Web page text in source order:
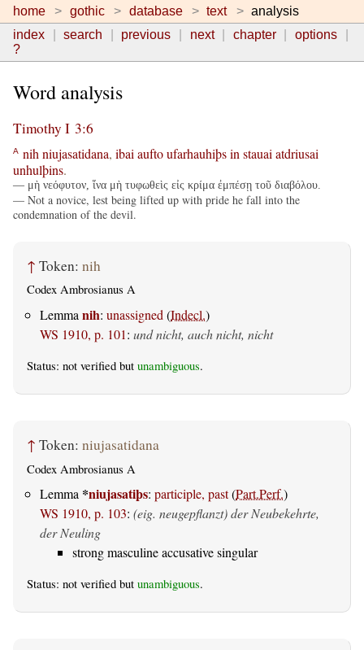
home gothic database text
analysis
index
search previous next chapter
options
?
Word analysis
Timothy I 3:6
A nih niujasatidana, ibai auftoufarhauhiþsin stauai atdriusai
unhulþins.
— μὴ νεόφυτον, ἵνα μὴ τυφωθεὶς εἰς κρίμα ἐμπέσῃ τοῦ διαβόλου.
— Not a novice, lest being lifted up with pride he fall into the
condemnation of the devil.
↑ Token: nih
Codex Ambrosianus A
Lemma nih: unassigned (Indecl.)
WS 1910, p. 101: und nicht, auch nicht, nicht
Status: not verified but unambiguous.
↑ Token: niujasatidana
Codex Ambrosianus A
Lemma *niujasatiþs: participle, past(Part.Perf.)
WS 1910, p. 103: (eig. neugepflanzt) der Neubekehrte,
der Neuling
strong masculine accusative singular
Status: not verified but unambiguous.